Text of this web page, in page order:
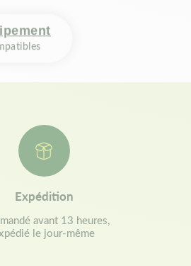
Expédition
avant 13 heures,
le jour-même